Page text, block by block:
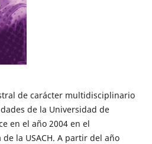
de carácter multidisciplinario
de la Universidad de
en el año 2004 en el
la USACH. A partir del año